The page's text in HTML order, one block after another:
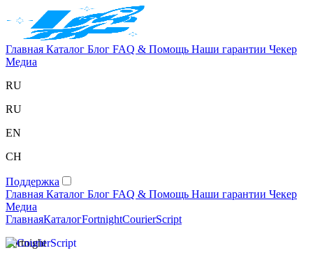
Главная Каталог Блог FAQ & Помощь Наши гарантии Чекер
Медиа
RU
RU
EN
CH
Поддержка
Главная Каталог Блог FAQ & Помощь Наши гарантии Чекер
Медиа
ГлавнаяКаталогFortnightCourierScript
Fortnight